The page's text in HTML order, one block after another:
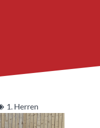
1. Herren